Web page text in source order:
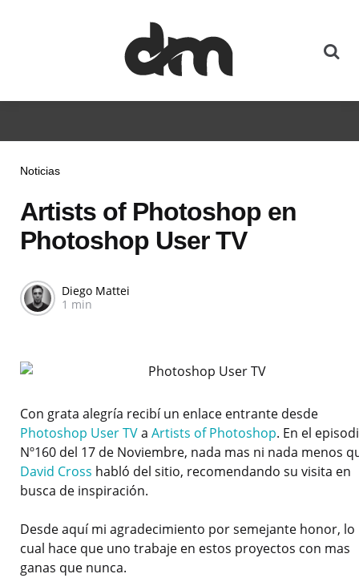
Noticias
Artists of Photoshop en
Photoshop User TV
Diego Mattei
1 min
Con grata alegría recibí un enlace entrante desde
Photoshop User TVa Artists of Photoshop. En el
Nº160 del 17 de Noviembre, nada mas ni nada menos
David Cross habló del sitio, recomendando su visita en
busca de inspiración.
Desde aquí mi agradecimiento por semejante honor, lo
cual hace que uno trabaje en estos proyectos con mas
ganas que nunca.